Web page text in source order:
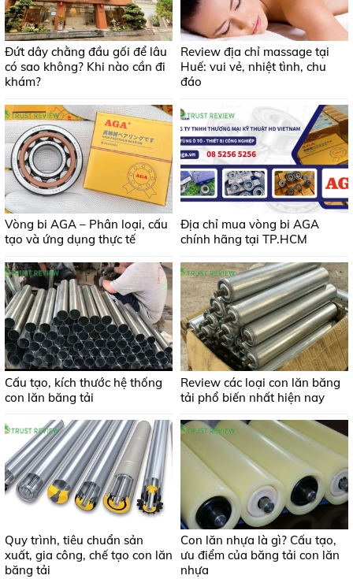
Đứt dây chằng đầu gối để lâu
có sao không? Khi nào cần đi
khám?
Review địa chỉ massage tại
Huế: vui vẻ, nhiệt tình, chu
đáo
Vòng bi AGA – Phân loại, cấu
tạo và ứng dụng thực tế
Địa chỉ mua vòng bi AGA
chính hãng tại TP.HCM
Cấu tạo, kích thước hệ thống
con lăn băng tải
Review các loại con lăn băng
tải phổ biến nhất hiện nay
Quy trình, tiêu chuẩn sản
xuất, gia công, chế tạo con lăn
băng tải
Con lăn nhựa là gì? Cấu tạo,
ưu điểm của băng tải con lăn
nhựa